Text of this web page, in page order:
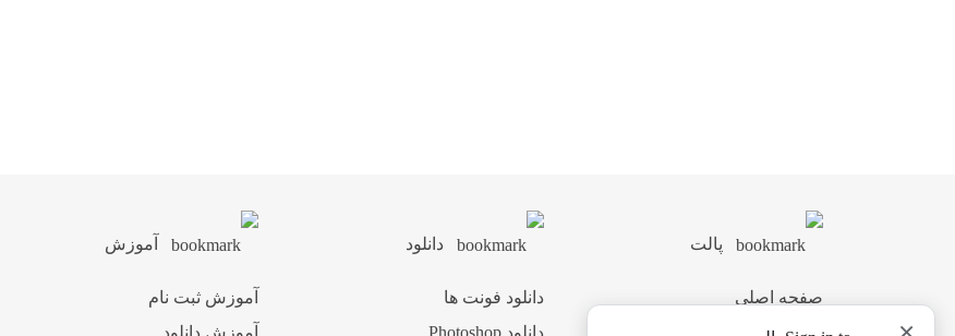
پالت
صفحه اصلی
اشتراک ویژه
دانلود
دانلود فونت ها
دانلود Photoshop
آموزش
آموزش ثبت نام
آموزش دانلود